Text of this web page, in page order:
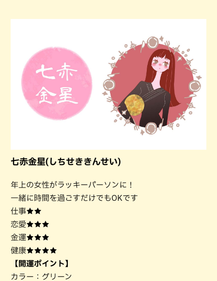
七赤金星(しちせききんせい)
年上の女性がラッキーパーソンに！
一緒に時間を過ごすだけでもOKです
仕事★★
恋愛★★★
金運★★★
健康★★★★
【開運ポイント】
カラー：グリーン